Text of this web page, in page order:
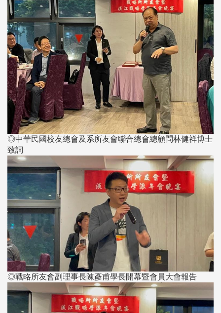
◎中華民國校友總會及系所友會聯合總會總顧問林健祥博士
致詞
◎戰略所友會副理事長陳彥甫學長開幕暨會員大會報告